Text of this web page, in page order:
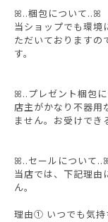
ꕤ..梱包について..ꕤ
当ショップでも環境
ただいておりますの
す。
ꕤ..プレゼント梱包
店主がかなり不器用
ません。お受けでき
ꕤ..セールについて
当店では、下記理由
ん。
理由① いつでも気持